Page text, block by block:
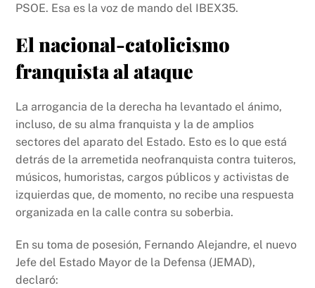
PSOE. Esa es la voz de mando del IBEX35.
El nacional-catolicismo
franquista al ataque
La arrogancia de la derecha ha levantado el ánimo,
incluso, de su alma franquista y la de amplios
sectores del aparato del Estado. Esto es lo que está
detrás de la arremetida neofranquista contra tuiteros,
músicos, humoristas, cargos públicos y activistas de
izquierdas que, de momento, no recibe una respuesta
organizada en la calle contra su soberbia.
En su toma de posesión, Fernando Alejandre, el nuevo
Jefe del Estado Mayor de la Defensa (JEMAD),
declaró: